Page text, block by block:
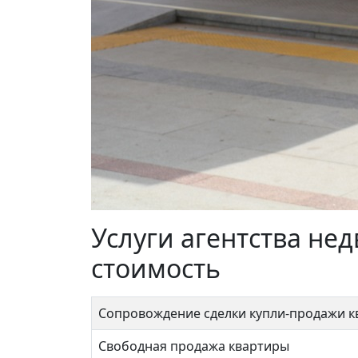
Услуги агентства
стоимость
Сопровождение сделки купли-продажи
Свободная продажа квартиры
Героев Панфиловцев 16к1
11 800 000 ₽ 19